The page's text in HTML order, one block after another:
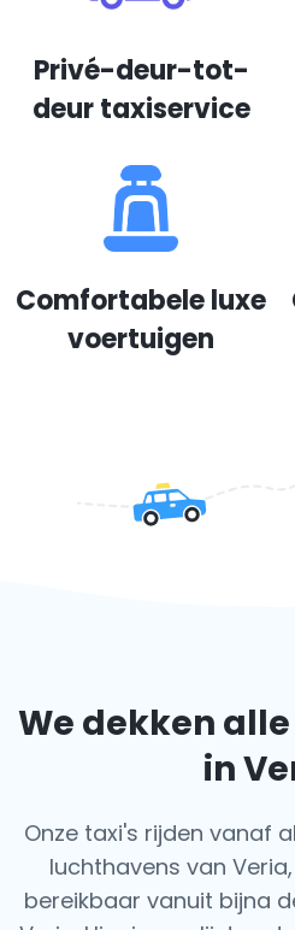
Privé-deur-tot-
deur taxiservice
Comfortabele luxe
voertuigen
We dekken
in
Onze taxi's rijden vanaf
luchthavens van
bereikbaar vanuit bijna